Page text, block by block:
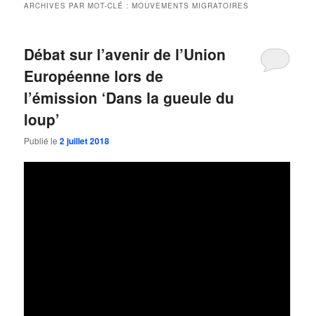
ARCHIVES PAR MOT-CLÉ :MOUVEMENTS MIGRATOIRES
Débat sur l’avenir de l’Union
Européenne lors de
l’émission ‘Dans la gueule du
loup’
Publié le2 juillet 2018